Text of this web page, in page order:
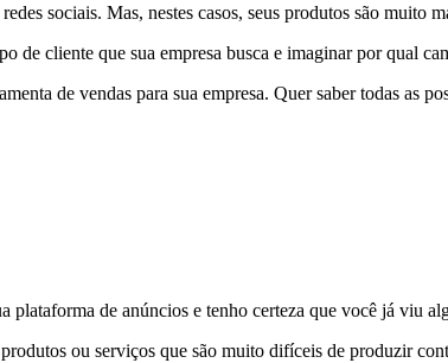
sociais. Mas, nestes casos, seus produtos são muito
de cliente que sua empresa busca e imaginar por qual
de vendas para sua empresa. Quer saber todas as
plataforma de anúncios e tenho certeza que você já viu
ou serviços que são muito difíceis de produzir